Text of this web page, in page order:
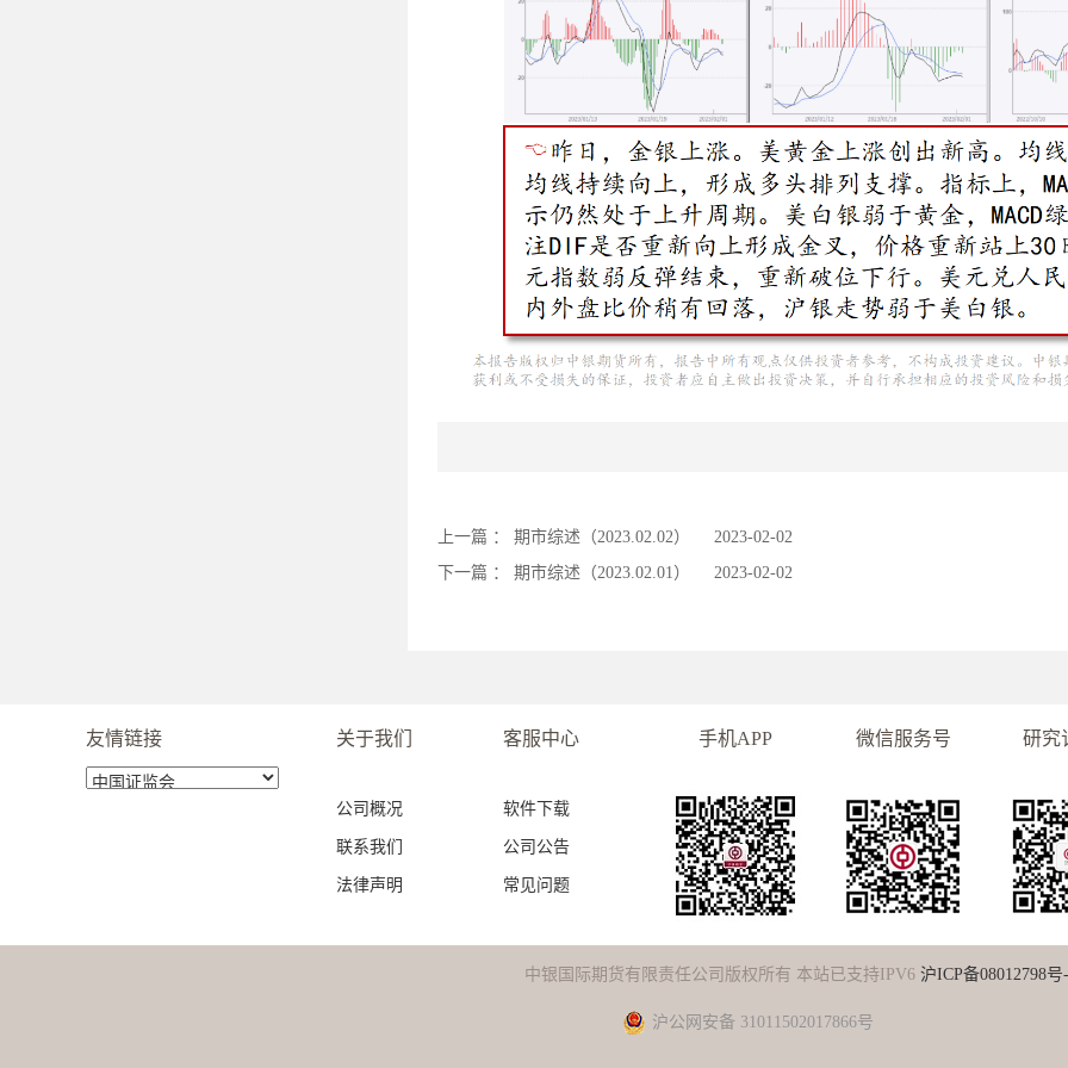
上一篇 ： 期市综述（2023.02.02）
2023-02-02
下一篇 ： 期市综述（2023.02.01） 2023-02-02
友情链接 关于我们
公司概况
联系我们
法律声明
客服中心
软件下载
公司公告
常见问题
手机APP 微信服务号 研究
中银国际期货有限责任公司版权所有 本站已支持IPV6 沪ICP备08012798号
沪公网安备 31011502017866号